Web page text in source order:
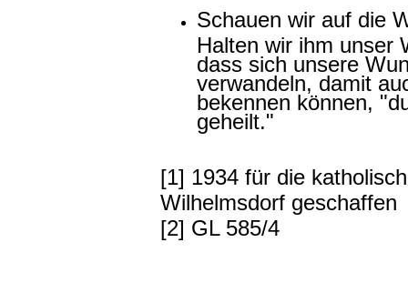
Schauen wir auf die
Halten wir ihm unser
dass sich unsere
verwandeln, damit
bekennen können,
geheilt."
[1] 1934 für die
Wilhelmsdorf geschaffen
[2] GL 585/4